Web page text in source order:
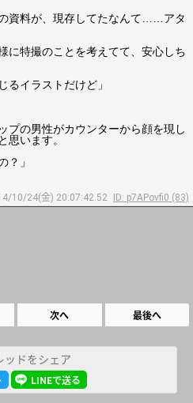
資料が、現存してたなんて……アタ
に特撮のことを考えてて、安心しち
るイラストだけど」
プの男性がカウンターから顔を現し
思います。
？」
10/24(金) 20:07:42.52 ID: p7APovfi0 (83)
次へ 最後へ
ッドをシェア
LINEで送る